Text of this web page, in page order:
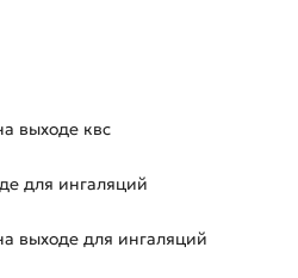
выходе квс
для ингаляций
выходе для ингаляций